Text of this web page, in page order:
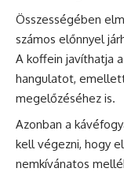
Összességében
számos előnnyel
A koffein javíthatja
hangulatot,
megelőzéséhez is.
Azonban a
kell végezni, hogy
nemkívánatos